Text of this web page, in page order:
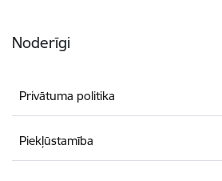
Noderīgi
Privātuma politika
Piekļūstamība